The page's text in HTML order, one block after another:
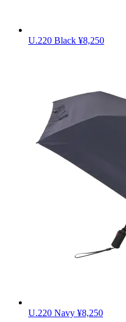
U.220 Black ¥8,250
U.220 Navy ¥8,250